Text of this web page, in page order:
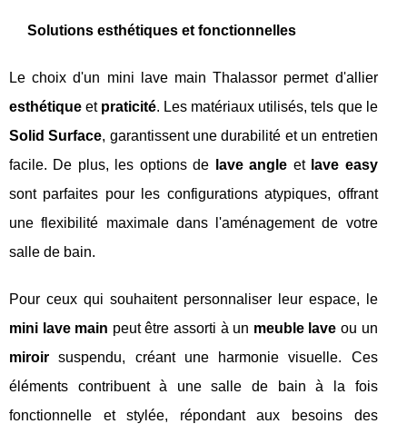
Solutions esthétiques et fonctionnelles
Le choix d'un mini lave main Thalassor permet d'allier
esthétique et praticité. Les matériaux utilisés, tels que le
Solid Surface, garantissent une durabilité et un entretien
facile. De plus, les options de
lave angle et lave easy
sont parfaites pour les configurations atypiques, offrant
une flexibilité maximale dans l'aménagement de votre
salle de bain.
Pour ceux qui souhaitent personnaliser leur espace, le
mini lave main peut être assorti à un meuble lave ou un
miroir suspendu, créant une harmonie visuelle. Ces
éléments contribuent à une salle de bain à la fois
fonctionnelle et stylée, répondant aux besoins des